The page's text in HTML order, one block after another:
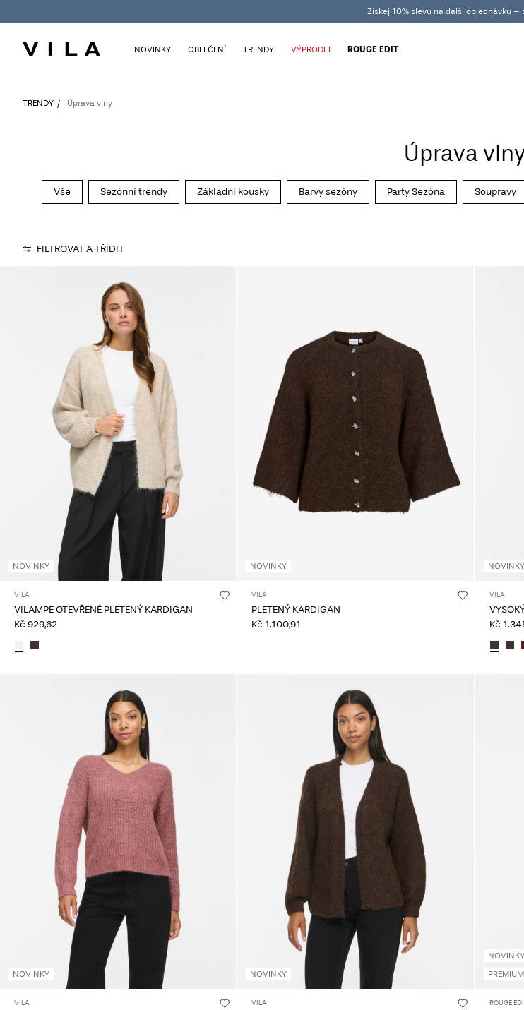
Získej 10% slevu na další objednávku –
NOVINKY OBLEČENÍ TRENDY VÝPRODEJ ROUGE EDIT
TRENDY Úprava vlny
Úprava
Vše Sezónní trendy Základní kousky Barvy sezóny Party Sezóna Soupravy
FILTROVAT A TŘÍDIT
NOVINKY
VILA
VILAMPE OTEVŘENÉ PLETENÝ KARDIGAN
Kč 929,62
NOVINKY
VILA
PLETENÝ KARDIGAN
Kč 1.100,91
NOVINKY
VILA
Kč
NOVINKY
VILA
NOVINKY
VILA
NOVINKY
PREMIUM
ROUGE